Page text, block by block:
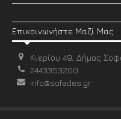
Επικοινωνήστε Μαζί Μας
Κιερίου 49, Δήμος
2443353200
info@sofades.gr